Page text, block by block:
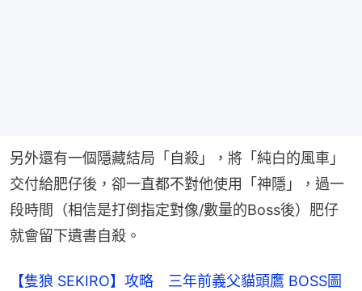
另外還有一個隱藏結局「自殺」，將「純白的風車」
交付給肥仔後，卻一直都不對他使用「神隱」，過一
段時間（相信是打倒指定對像/數量的Boss後）肥仔
就會留下遺書自殺。
【隻狼 SEKIRO】攻略 三年前義父貓頭鷹 BOSS圖